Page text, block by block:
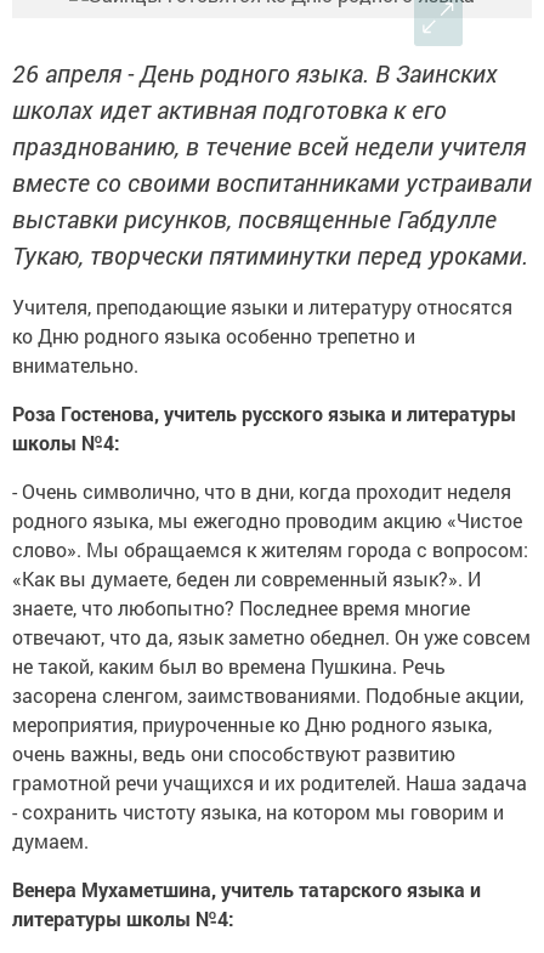
26 апреля - День родного языка. В Заинских
школах идет активная подготовка к его
празднованию, в течение всей недели учителя
вместе со своими воспитанниками устраивали
выставки рисунков, посвященные Габдулле
Тукаю, творчески пятиминутки перед уроками.
Учителя, преподающие языки и литературу относятся
ко Дню родного языка особенно трепетно и
внимательно.
Роза Гостенова, учитель русского языка и литературы
школы №4:
- Очень символично, что в дни, когда проходит неделя
родного языка, мы ежегодно проводим акцию «Чистое
слово». Мы обращаемся к жителям города с вопросом:
«Как вы думаете, беден ли современный язык?». И
знаете, что любопытно? Последнее время многие
отвечают, что да, язык заметно обеднел. Он уже совсем
не такой, каким был во времена Пушкина. Речь
засорена сленгом, заимствованиями. Подобные акции,
мероприятия, приуроченные ко Дню родного языка,
очень важны, ведь они способствуют развитию
грамотной речи учащихся и их родителей. Наша задача
- сохранить чистоту языка, на котором мы говорим и
думаем.
Венера Мухаметшина, учитель татарского языка и
литературы школы №4: